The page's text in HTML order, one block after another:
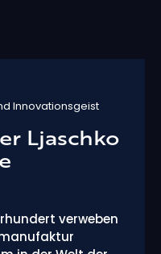
Innovationsgeist
Ljaschko
verweben